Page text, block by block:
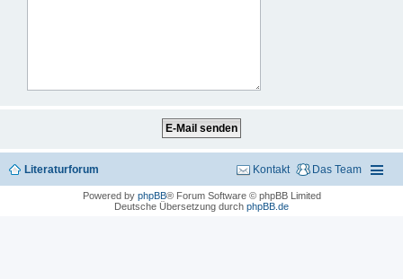
Literaturforum Das Team
Kontakt
Powered by phpBB® Forum Software © phpBB Limited
Deutsche Übersetzung durch phpBB.de